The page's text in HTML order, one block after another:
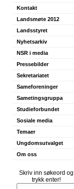
Kontakt
Landsmøte 2012
Landsstyret
Nyhetsarkiv
NSR i media
Pressebilder
Sekretariatet
Sameforeninger
Sametingsgruppa
Studieforbundet
Sosiale media
Temaer
Ungdomsutvalget
Om oss
Skriv inn søkeord og
trykk enter!